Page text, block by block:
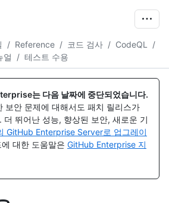
/ Reference / 코드 검사 / CodeQL
/
얼
/ 테스트 수용
는 다음 날짜에 중단되었습니다.
보안 문제에 대해서도 패치 릴리스가
더 뛰어난 성능, 향상된 보안, 새로운 기
GitHub Enterprise Server로 업그레이
대한 도움말은 GitHub Enterprise 지